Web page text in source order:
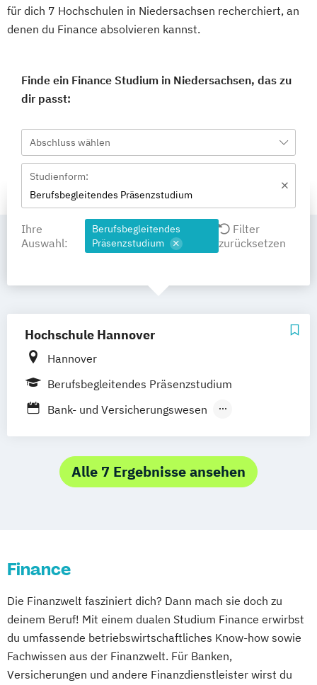
für dich 7 Hochschulen in Niedersachsen recherchiert, an
denen du Finance absolvieren kannst.
Finde ein Finance Studium in Niedersachsen, das zu
dir passt:
Abschluss wählen
Studienform:
Berufsbegleitendes Präsenzstudium
Ihre
Auswahl:
Berufsbegleitendes
Präsenzstudium
Filter
zurücksetzen
Hochschule Hannover
Hannover
Berufsbegleitendes Präsenzstudium
Bank- und Versicherungswesen
Integrated Media & Communication
Konstruktionstechnik Mechatronik
Wirtschaftsingenieur/in (Technischer
Alle 7 Ergebnisse ansehen
Finance
Die Finanzwelt fasziniert dich? Dann mach sie doch zu
deinem Beruf! Mit einem dualen Studium Finance erwirbst
du umfassende betriebswirtschaftliches Know-how sowie
Fachwissen aus der Finanzwelt. Für Banken,
Versicherungen und andere Finanzdienstleister wirst du